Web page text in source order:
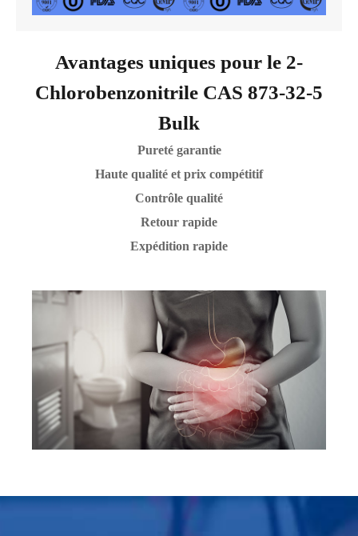
Avantages uniques pour le 2-
Chlorobenzonitrile CAS 873-32-5
Bulk
Pureté garantie
Haute qualité et prix compétitif
Contrôle qualité
Retour rapide
Expédition rapide